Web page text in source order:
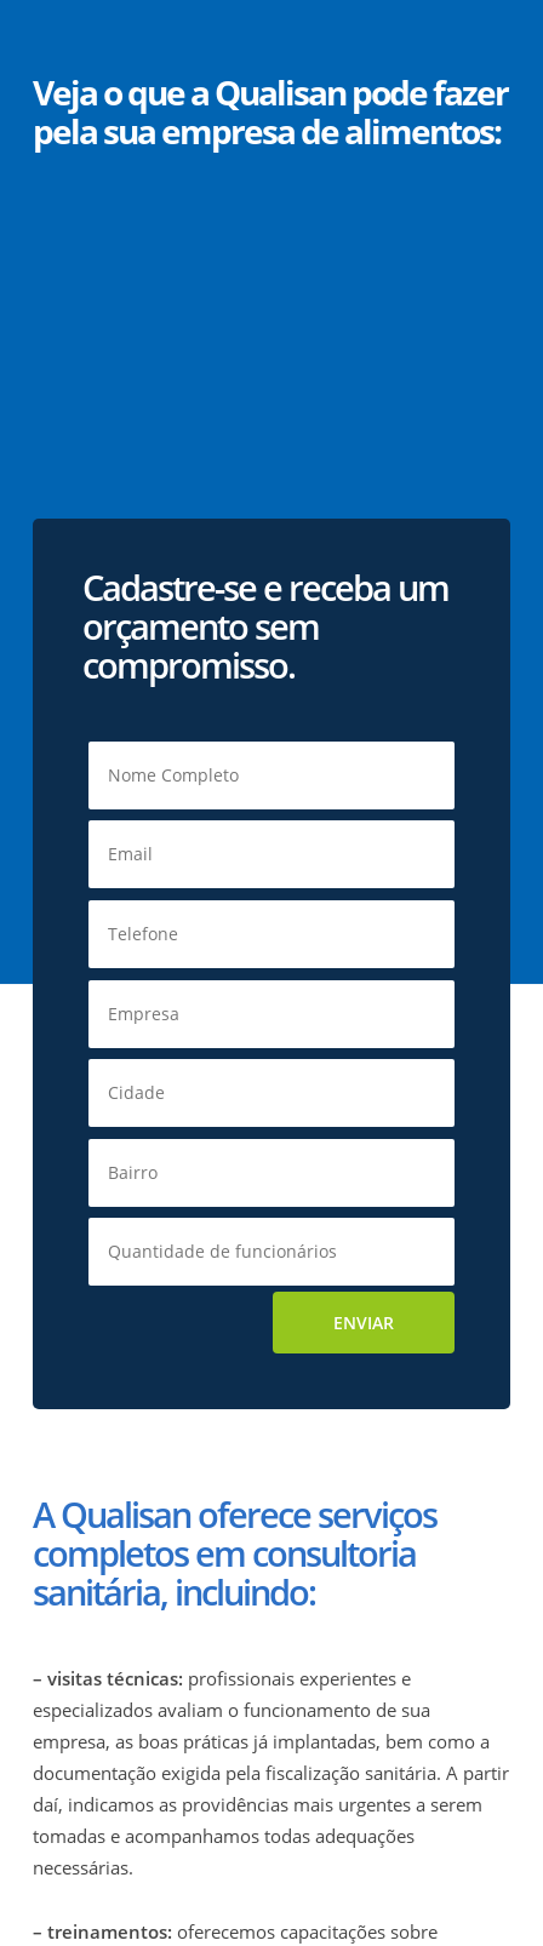
main
contentVeja o que a Qualisan pode fazer
pela sua empresa de alimentos:
Cadastre-se e receba um
orçamento sem
compromisso.
A Qualisan oferece serviços
completos em consultoria
sanitária, incluindo:
– visitas técnicas: profissionais experientes e
especializados avaliam o funcionamento de sua
empresa, as boas práticas já implantadas, bem como a
documentação exigida pela fiscalização sanitária. A partir
daí, indicamos as providências mais urgentes a serem
tomadas e acompanhamos todas adequações
necessárias.
– treinamentos: oferecemos capacitações sobre